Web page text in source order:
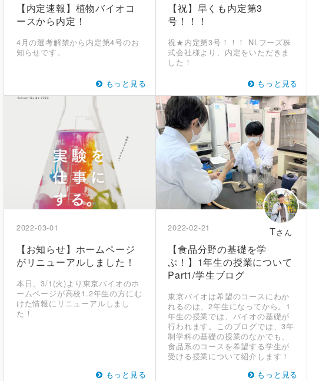
【内定速報】植物バイオコ
ースから内定！
4月の選考解禁から内定第4号のお
知らせです。
もっと見る
【祝】早くも内定第3
号！！！
祝★内定第3号！！！ NLフーズ株
式会社様より、内定をいただきま
した！
もっと見る
2022-03-01
【お知らせ】ホームページ
がリニューアルしました！
本日、3/1(火)より東京バイオのホ
ームページが高校1.2年生の方にむ
けた情報にリニューアルしまし
た！
もっと見る
Tさん
2022-02-21
【食品分野の基礎を学
ぶ！】1年生の授業について
Part1/学生ブログ
東京バイオは希望のコースにわか
れるのは、2年生になってから。1
年生の授業では、バイオの基礎が
行われます。このブログでは、3年
制学科の基礎の授業のなかでも、
食品系のコースを希望する学生が
受ける授業について紹介します！
もっと見る